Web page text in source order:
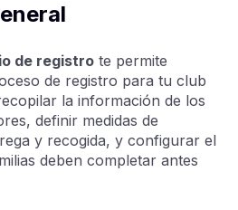
de registro te permite
de registro para tu club
la información de los
definir medidas de
y recogida, y configurar el
deben completar antes